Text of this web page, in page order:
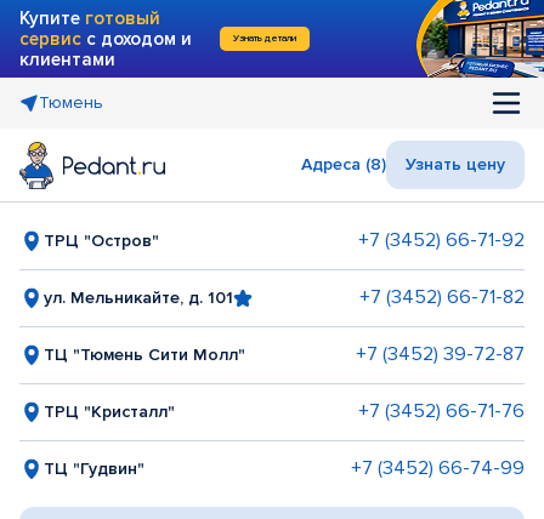
Купите готовый
сервис с доходом и
клиентами
Узнать детали
Тюмень
Адреса (8) Узнать цену
ТРЦ "Остров" +7 (3452) 66-71-92
ул. Мельникайте, д. 101 +7 (3452) 66-71-82
ТЦ "Тюмень Сити Молл" +7 (3452) 39-72-87
ТРЦ "Кристалл" +7 (3452) 66-71-76
ТЦ "Гудвин" +7 (3452) 66-74-99